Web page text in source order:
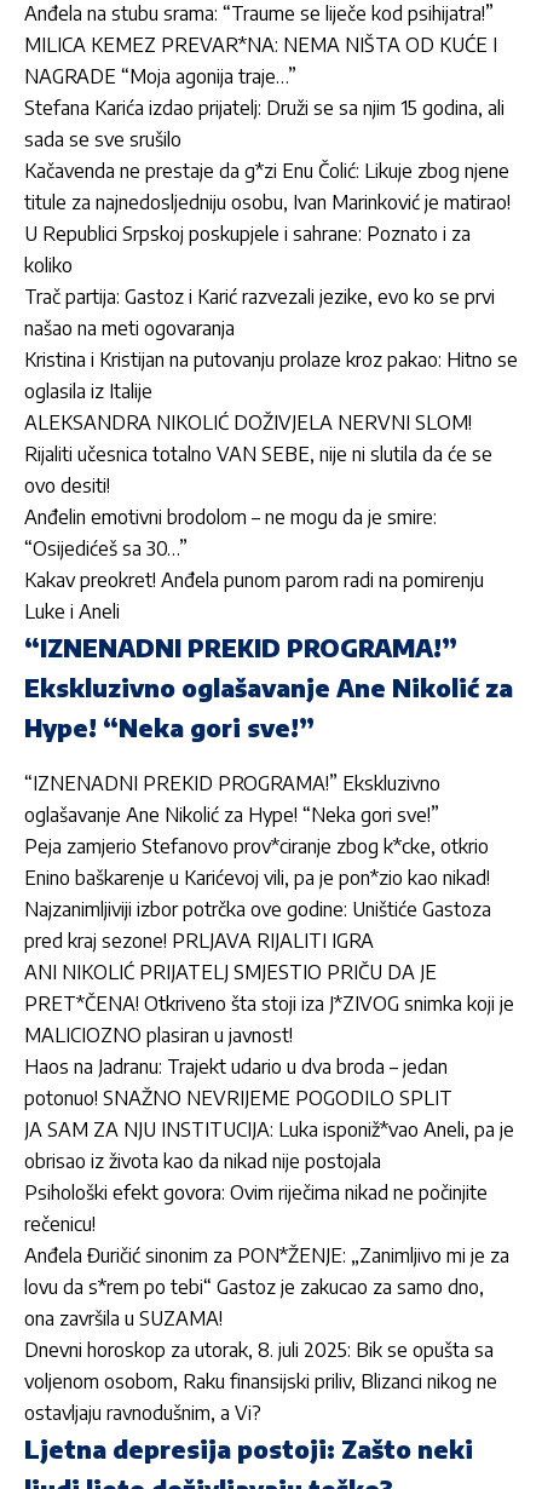
Anđela na stubu srama: “Traume se liječe kod psihijatra!”
MILICA KEMEZ PREVAR*NA: NEMA NIŠTA OD KUĆE I
NAGRADE “Moja agonija traje…”
Stefana Karića izdao prijatelj: Druži se sa njim 15 godina, ali
sada se sve srušilo
Kačavenda ne prestaje da g*zi Enu Čolić: Likuje zbog njene
titule za najnedosljedniju osobu, Ivan Marinković je matirao!
U Republici Srpskoj poskupjele i sahrane: Poznato i za
koliko
Trač partija: Gastoz i Karić razvezali jezike, evo ko se prvi
našao na meti ogovaranja
Kristina i Kristijan na putovanju prolaze kroz pakao: Hitno se
oglasila iz Italije
ALEKSANDRA NIKOLIĆ DOŽIVJELA NERVNI SLOM!
Rijaliti učesnica totalno VAN SEBE, nije ni slutila da će se
ovo desiti!
Anđelin emotivni brodolom – ne mogu da je smire:
“Osijedićeš sa 30…”
Kakav preokret! Anđela punom parom radi na pomirenju
Luke i Aneli
“IZNENADNI PREKID PROGRAMA!”
Ekskluzivno oglašavanje Ane Nikolić za
Hype! “Neka gori sve!”
“IZNENADNI PREKID PROGRAMA!” Ekskluzivno
oglašavanje Ane Nikolić za Hype! “Neka gori sve!”
Peja zamjerio Stefanovo prov*ciranje zbog k*cke, otkrio
Enino baškarenje u Karićevoj vili, pa je pon*zio kao nikad!
Najzanimljiviji izbor potrčka ove godine: Uništiće Gastoza
pred kraj sezone! PRLJAVA RIJALITI IGRA
ANI NIKOLIĆ PRIJATELJ SMJESTIO PRIČU DA JE
PRET*ČENA! Otkriveno šta stoji iza J*ZIVOG snimka koji je
MALICIOZNO plasiran u javnost!
Haos na Jadranu: Trajekt udario u dva broda – jedan
potonuo! SNAŽNO NEVRIJEME POGODILO SPLIT
JA SAM ZA NJU INSTITUCIJA: Luka isponiž*vao Aneli, pa je
obrisao iz života kao da nikad nije postojala
Psihološki efekt govora: Ovim riječima nikad ne počinjite
rečenicu!
Anđela Đuričić sinonim za PON*ŽENJE: „Zanimljivo mi je za
lovu da s*rem po tebi“ Gastoz je zakucao za samo dno,
ona završila u SUZAMA!
Dnevni horoskop za utorak, 8. juli 2025: Bik se opušta sa
voljenom osobom, Raku finansijski priliv, Blizanci nikog ne
ostavljaju ravnodušnim, a Vi?
Ljetna depresija postoji: Zašto neki